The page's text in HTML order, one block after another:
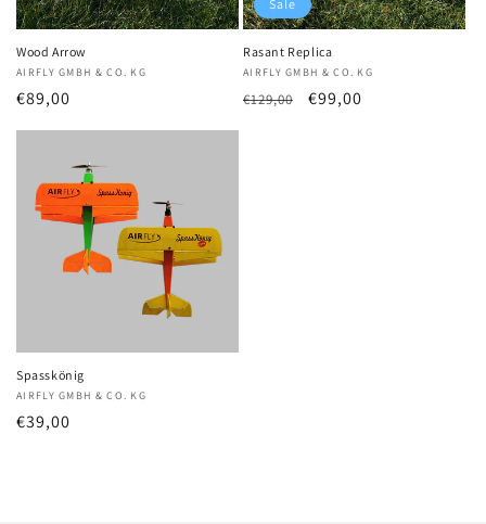
Wood Arrow
Anbieter:
AIRFLY GMBH & CO. KG
Normaler
€89,00
Sale
Rasant Replica
Anbieter:
AIRFLY GMBH & CO. KG
Normaler
€129,00 Verkaufspreis
€99,00
Spasskönig
Anbieter:
AIRFLY GMBH & CO. KG
Normaler
€39,00